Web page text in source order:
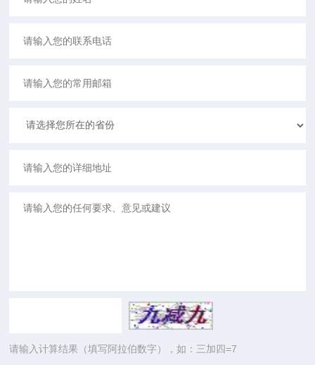
请输入计算结果（填写阿拉伯数字），如：三加四=7